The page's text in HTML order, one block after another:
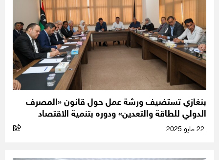
بنغازي تستضيف ورشة عمل حول قانون «المصرف
الدولي للطاقة والتعدين» ودوره بتنمية الاقتصاد